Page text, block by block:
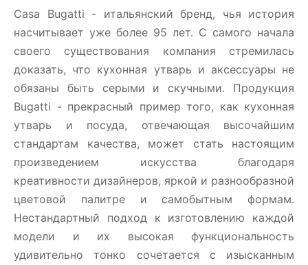
Casa Bugatti - итальянский бренд, чья история
насчитывает уже более 95 лет. С самого начала
своего существования компания стремилась
доказать, что кухонная утварь и аксессуары не
обязаны быть серыми и скучными. Продукция
Bugatti - прекрасный пример того, как кухонная
утварь и посуда, отвечающая высочайшим
стандартам качества, может стать настоящим
произведением искусства благодаря
креативности дизайнеров, яркой и разнообразной
цветовой палитре и самобытным формам.
Нестандартный подход к изготовлению каждой
модели и их высокая функциональность
удивительно тонко сочетается с изысканным